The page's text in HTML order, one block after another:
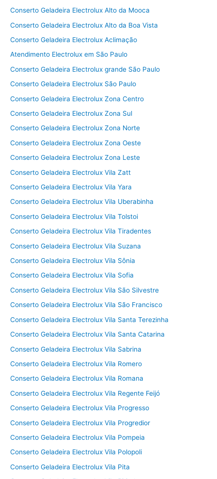
Conserto Geladeira Electrolux Alto da Mooca
Conserto Geladeira Electrolux Alto da Boa Vista
Conserto Geladeira Electrolux Aclimação
Atendimento Electrolux em São Paulo
Conserto Geladeira Electrolux grande São Paulo
Conserto Geladeira Electrolux São Paulo
Conserto Geladeira Electrolux Zona Centro
Conserto Geladeira Electrolux Zona Sul
Conserto Geladeira Electrolux Zona Norte
Conserto Geladeira Electrolux Zona Oeste
Conserto Geladeira Electrolux Zona Leste
Conserto Geladeira Electrolux Vila Zatt
Conserto Geladeira Electrolux Vila Yara
Conserto Geladeira Electrolux Vila Uberabinha
Conserto Geladeira Electrolux Vila Tolstoi
Conserto Geladeira Electrolux Vila Tiradentes
Conserto Geladeira Electrolux Vila Suzana
Conserto Geladeira Electrolux Vila Sônia
Conserto Geladeira Electrolux Vila Sofia
Conserto Geladeira Electrolux Vila São Silvestre
Conserto Geladeira Electrolux Vila São Francisco
Conserto Geladeira Electrolux Vila Santa Terezinha
Conserto Geladeira Electrolux Vila Santa Catarina
Conserto Geladeira Electrolux Vila Sabrina
Conserto Geladeira Electrolux Vila Romero
Conserto Geladeira Electrolux Vila Romana
Conserto Geladeira Electrolux Vila Regente Feijó
Conserto Geladeira Electrolux Vila Progresso
Conserto Geladeira Electrolux Vila Progredior
Conserto Geladeira Electrolux Vila Pompeia
Conserto Geladeira Electrolux Vila Polopoli
Conserto Geladeira Electrolux Vila Pita